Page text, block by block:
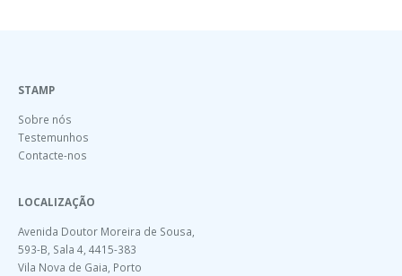
STAMP
Sobre nós
Testemunhos
Contacte-nos
LOCALIZAÇÃO
Avenida Doutor Moreira de Sousa,
593-B, Sala 4, 4415-383
Vila Nova de Gaia, Porto